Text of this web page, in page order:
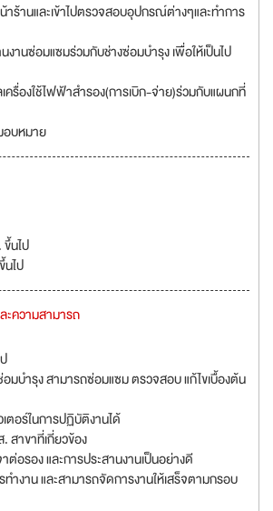
าร้านและเข้าไปตรวจสอบอุปกรณ์ต่างๆและทำการ
งานซ่อมแซมร่วมกับช่างซ่อมบำรุง เพื่อให้เป็นไป
ครื่องใช้ไฟฟ้าสำรอง(การเบิก-จ่าย)ร่วมกับแผนกที่
อบหมาย
นไป
นไป
ความสามารถ
อมบำรุง สามารถซ่อมแซม ตรวจสอบ แก้ไขเบื้องต้น
ตอร์ในการปฏิบัติงานได้
สาขาที่เกี่ยวข้อง
ต่อรอง และการประสานงานเป็นอย่างดี
ำงาน และสามารถจัดการงานให้เสร็จตามกรอบ